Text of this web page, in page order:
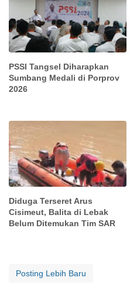
PSSI Tangsel Diharapkan
Sumbang Medali di Porprov
2026
Diduga Terseret Arus
Cisimeut, Balita di Lebak
Belum Ditemukan Tim SAR
Posting Lebih Baru